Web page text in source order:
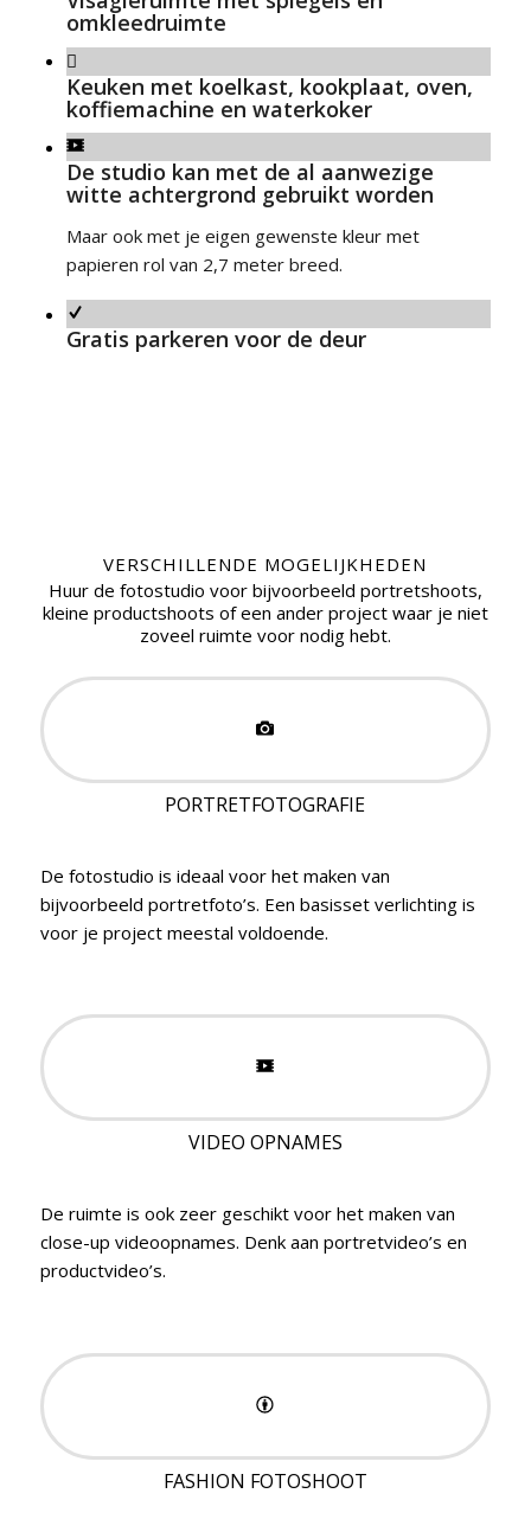
omkleedruimte
Keuken met koelkast, kookplaat, oven,
koffiemachine en waterkoker
De studio kan met de al aanwezige
witte achtergrond gebruikt worden
Maar ook met je eigen gewenste kleur met
papieren rol van 2,7 meter breed.
Gratis parkeren voor de deur
VERSCHILLENDE MOGELIJKHEDEN
Huur de fotostudio voor bijvoorbeeld portretshoots,
kleine productshoots of een ander project waar je niet
zoveel ruimte voor nodig hebt.
PORTRETFOTOGRAFIE
De fotostudio is ideaal voor het maken van
bijvoorbeeld portretfoto’s. Een basisset verlichting is
voor je project meestal voldoende.
VIDEO OPNAMES
De ruimte is ook zeer geschikt voor het maken van
close-up videoopnames. Denk aan portretvideo’s en
productvideo’s.
FASHION FOTOSHOOT